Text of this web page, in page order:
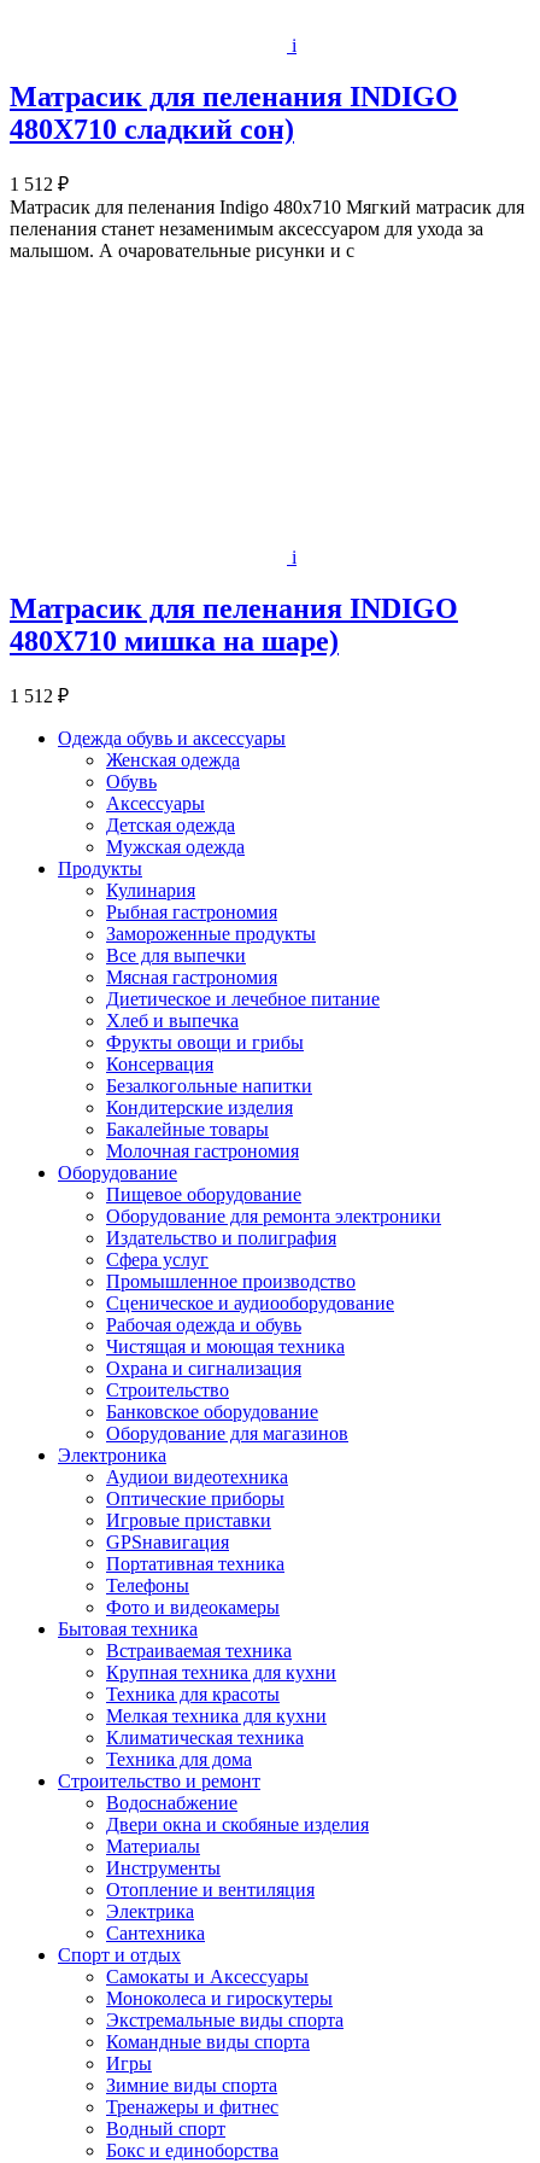
i
Матрасик для пеленания INDIGO
480Х710 сладкий сон)
1 512 ₽
Матрасик для пеленания Indigo 480х710 Мягкий матрасик для
пеленания станет незаменимым аксессуаром для ухода за
малышом. А очаровательные рисунки и с
i
Матрасик для пеленания INDIGO
480Х710 мишка на шаре)
1 512 ₽
Одежда обувь и аксессуары
Женская одежда
Обувь
Аксессуары
Детская одежда
Мужская одежда
Продукты
Кулинария
Рыбная гастрономия
Замороженные продукты
Все для выпечки
Мясная гастрономия
Диетическое и лечебное питание
Хлеб и выпечка
Фрукты овощи и грибы
Консервация
Безалкогольные напитки
Кондитерские изделия
Бакалейные товары
Молочная гастрономия
Оборудование
Пищевое оборудование
Оборудование для ремонта электроники
Издательство и полиграфия
Сфера услуг
Промышленное производство
Сценическое и аудиооборудование
Рабочая одежда и обувь
Чистящая и моющая техника
Охрана и сигнализация
Строительство
Банковское оборудование
Оборудование для магазинов
Электроника
Аудиои видеотехника
Оптические приборы
Игровые приставки
GPSнавигация
Портативная техника
Телефоны
Фото и видеокамеры
Бытовая техника
Встраиваемая техника
Крупная техника для кухни
Техника для красоты
Мелкая техника для кухни
Климатическая техника
Техника для дома
Строительство и ремонт
Водоснабжение
Двери окна и скобяные изделия
Материалы
Инструменты
Отопление и вентиляция
Электрика
Сантехника
Спорт и отдых
Самокаты и Аксессуары
Моноколеса и гироскутеры
Экстремальные виды спорта
Командные виды спорта
Игры
Зимние виды спорта
Тренажеры и фитнес
Водный спорт
Бокс и единоборства